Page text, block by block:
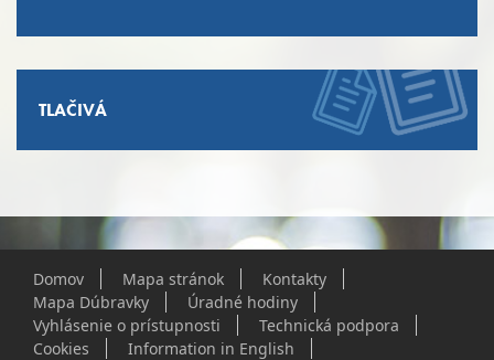
TLAČIVÁ
Domov Mapa stránok
Kontakty
Mapa Dúbravky
Úradné hodiny
Vyhlásenie o prístupnosti
Technická podpora
Cookies
Information in English